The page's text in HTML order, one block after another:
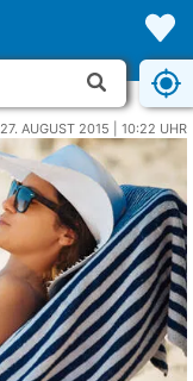
27. AUGUST 2015 | 10:22 UHR